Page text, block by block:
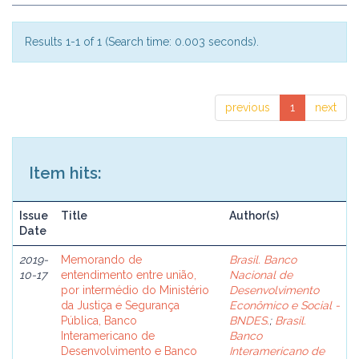
Results 1-1 of 1 (Search time: 0.003 seconds).
previous 1 next
Item hits:
Issue
Date
Title Author(s)
2019-
10-17
Memorando de
entendimento entre união,
por intermédio do Ministério
da Justiça e Segurança
Pública, Banco
Interamericano de
Desenvolvimento e Banco
Brasil. Banco
Nacional de
Desenvolvimento
Econômico e Social -
BNDES.; Brasil.
Banco
Interamericano de